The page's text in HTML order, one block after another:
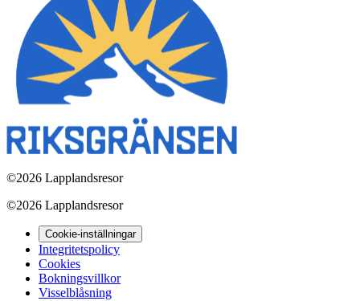
©2026 Lapplandsresor
©2026 Lapplandsresor
Cookie-inställningar
Integritetspolicy
Cookies
Bokningsvillkor
Visselblåsning